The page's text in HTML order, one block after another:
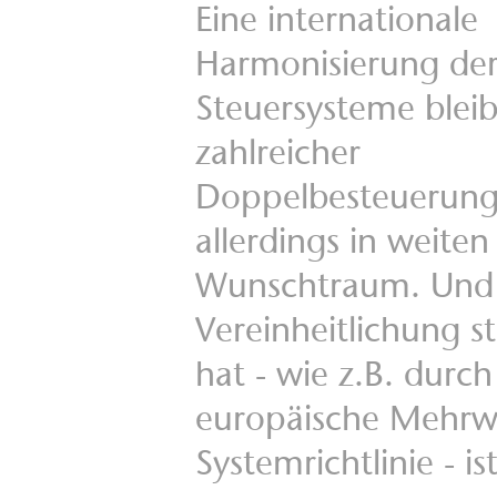
Eine internationale
Harmonisierung
Steuersysteme
zahlreicher
allerdings in
Wunschtraum.
Vereinheitlichung
hat - wie z.B.
europäische
Systemrichtlinie -